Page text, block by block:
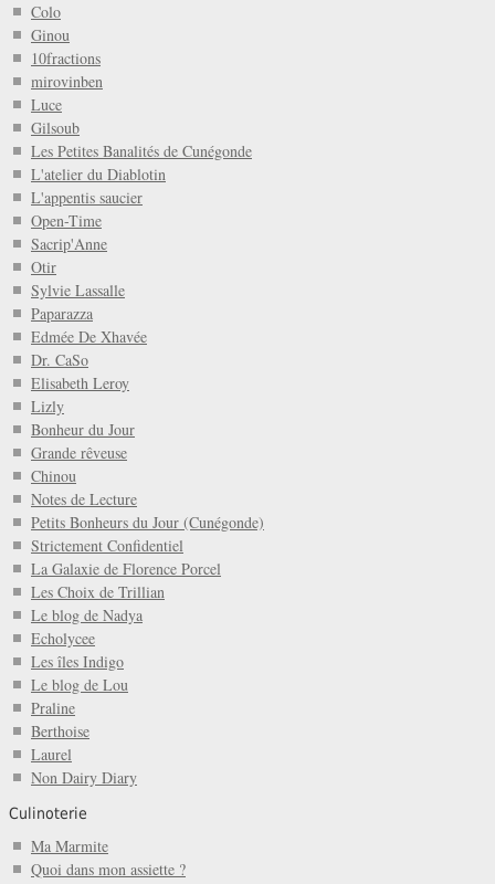
Colo
Ginou
10fractions
mirovinben
Luce
Gilsoub
Les Petites Banalités de Cunégonde
L'atelier du Diablotin
L'appentis saucier
Open-Time
Sacrip'Anne
Otir
Sylvie Lassalle
Paparazza
Edmée De Xhavée
Dr. CaSo
Elisabeth Leroy
Lizly
Bonheur du Jour
Grande rêveuse
Chinou
Notes de Lecture
Petits Bonheurs du Jour (Cunégonde)
Strictement Confidentiel
La Galaxie de Florence Porcel
Les Choix de Trillian
Le blog de Nadya
Echolycee
Les îles Indigo
Le blog de Lou
Praline
Berthoise
Laurel
Non Dairy Diary
Culinoterie
Ma Marmite
Quoi dans mon assiette ?